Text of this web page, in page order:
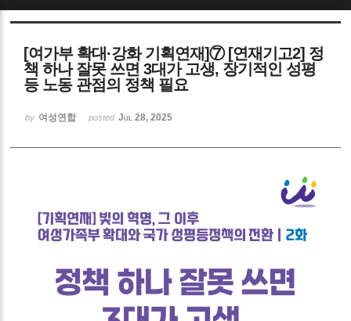
[여가부 확대·강화 기획연재]⑦ [연재기고2] 정
책 하나 잘못 쓰면 3대가 고생, 장기적인 성평
등 노동 관점의 정책 필요
by 여성연합 posted Jul 28, 2025
Sketchbook5, 스케치북5
Sketchbook5, 스케치북5